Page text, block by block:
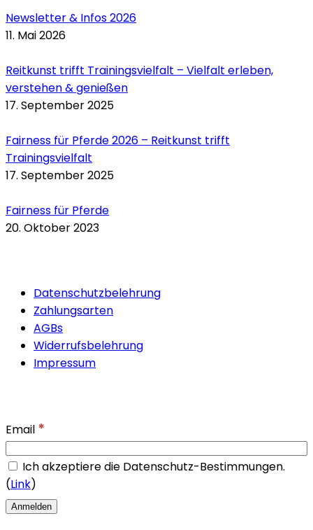
Newsletter & Infos 2026
11. Mai 2026
Reitkunst trifft Trainingsvielfalt – Vielfalt erleben,
verstehen & genießen
17. September 2025
Fairness für Pferde 2026 – Reitkunst trifft
Trainingsvielfalt
17. September 2025
Fairness für Pferde
20. Oktober 2023
Datenschutzbelehrung
Zahlungsarten
AGBs
Widerrufsbelehrung
Impressum
Email *
Ich akzeptiere die Datenschutz-Bestimmungen.
(Link)